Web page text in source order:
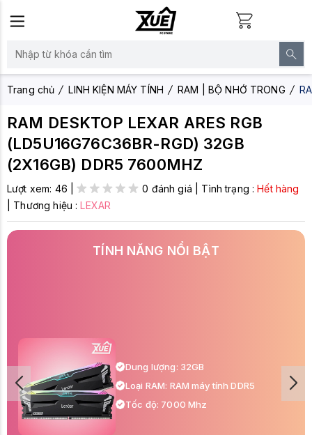
Trang chủ LINH KIỆN MÁY TÍNH RAM | BỘ NHỚ TRONG
RAM DESKTOP LEXAR ARES RGB
(LD5U16G76C36BR-RGD) 32GB
(2X16GB) DDR5 7600MHZ
Lượt xem: 46 | 0 đánh giá Tình trạng :Hết hàng
Thương hiệu :LEXAR
TÍNH NĂNG NỔI BẬT
Dung lượng: 32GB
Loại RAM: RAM máy tính DDR5
Tốc độ: 7000 Mhz